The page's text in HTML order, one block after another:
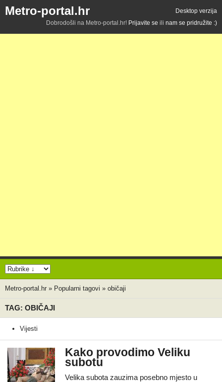
Metro-portal.hr
Desktop verzija
Dobrodošli na Metro-portal.hr! Prijavite se ili nam se pridružite :)
Metro-portal.hr » Popularni tagovi » običaji
TAG: OBIČAJI
Vijesti
Kako provodimo Veliku
subotu
Velika subota zauzima posebno mjesto u